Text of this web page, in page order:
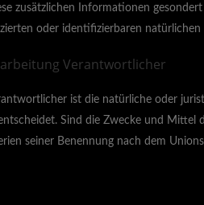
zusätzlichen Informationen
oder identifizierbaren natürlichen
Verantwortlicher
ist die natürliche oder
Sind die Zwecke und
seiner Benennung nach dem